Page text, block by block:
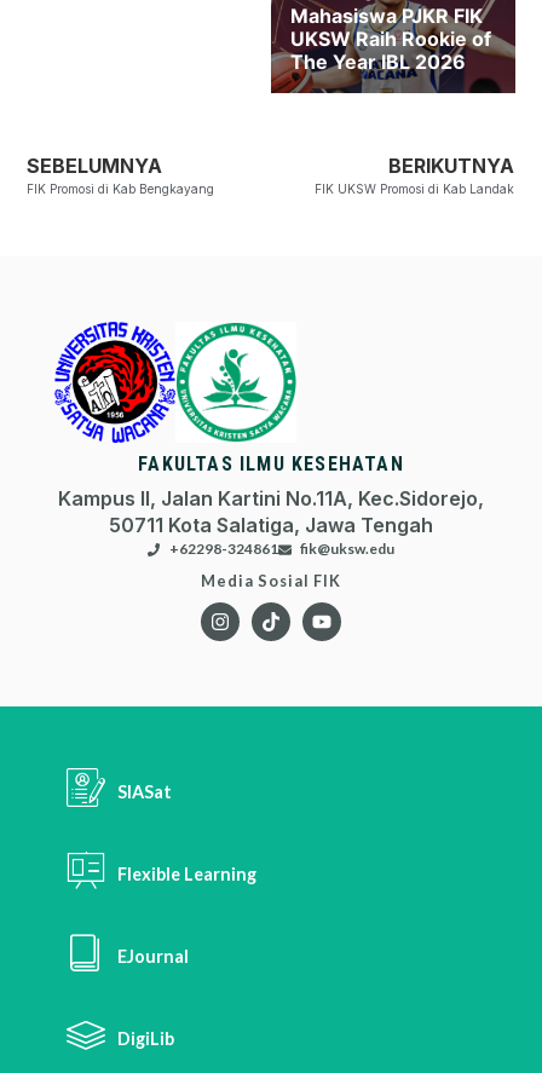
SEBELUMNYA
FIK Promosi di Kab Bengkayang
BERIKUTNYA
FIK UKSW Promosi di Kab Landak
FAKULTAS ILMU KESEHATAN
Kampus II, Jalan Kartini No.11A, Kec.Sidorejo,
50711 Kota Salatiga, Jawa Tengah
+62298-324861 fik@uksw.edu
Media Sosial FIK
SIASat
Flexible Learning
EJournal
DigiLib